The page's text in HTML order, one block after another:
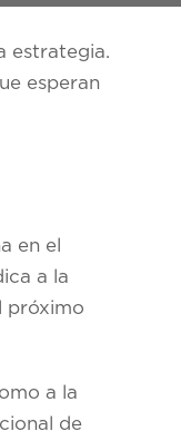
estrategia.
esperan
en el
a la
próximo
a la
de